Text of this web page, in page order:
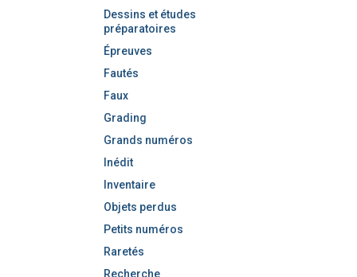
Dessins et études
préparatoires
Épreuves
Fautés
Faux
Grading
Grands numéros
Inédit
Inventaire
Objets perdus
Petits numéros
Raretés
Recherche